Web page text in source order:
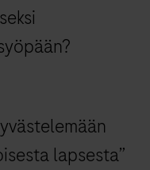
lapsesta”